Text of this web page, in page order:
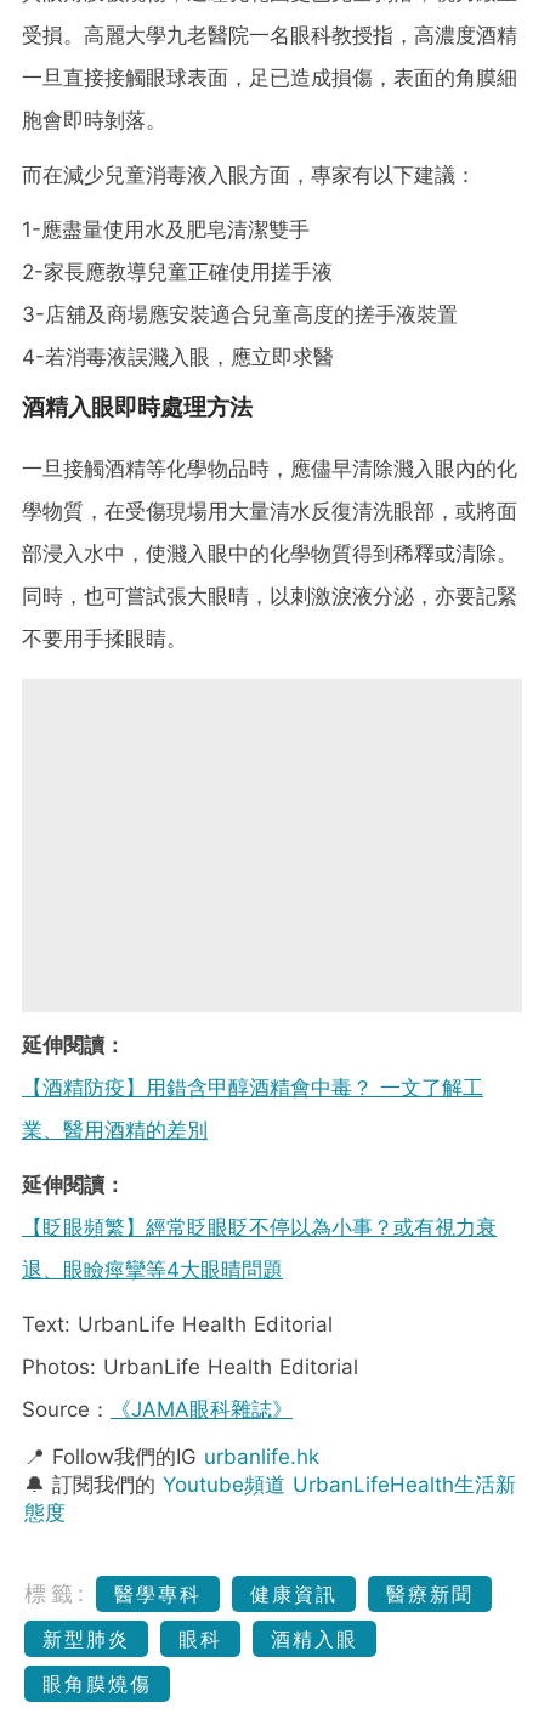
受損。高麗大學九老醫院一名眼科教授指，高濃度酒精
一旦直接接觸眼球表面，足已造成損傷，表面的角膜細
胞會即時剝落。
而在減少兒童消毒液入眼方面，專家有以下建議：
1-應盡量使用水及肥皂清潔雙手
2-家長應教導兒童正確使用搓手液
3-店舖及商場應安裝適合兒童高度的搓手液裝置
4-若消毒液誤濺入眼，應立即求醫
酒精入眼即時處理方法
一旦接觸酒精等化學物品時，應儘早清除濺入眼內的化
學物質，在受傷現場用大量清水反復清洗眼部，或將面
部浸入水中，使濺入眼中的化學物質得到稀釋或清除。
同時，也可嘗試張大眼晴，以刺激淚液分泌，亦要記緊
不要用手揉眼睛。
延伸閱讀：
【酒精防疫】用錯含甲醇酒精會中毒？ 一文了解工
業、醫用酒精的差別
延伸閱讀：
【眨眼頻繁】經常眨眼眨不停以為小事？或有視力衰
退、眼瞼痙攣等4大眼晴問題
Text: UrbanLife Health Editorial
Photos: UrbanLife Health Editorial
Source：
《JAMA眼科雜誌》
📍 Follow我們的IG urbanlife.hk
🔔 訂閱我們的 Youtube頻道 UrbanLifeHealth生活新
態度
標籤: 醫學專科 健康資訊
醫療新聞
新型肺炎
眼科
酒精入眼
眼角膜燒傷